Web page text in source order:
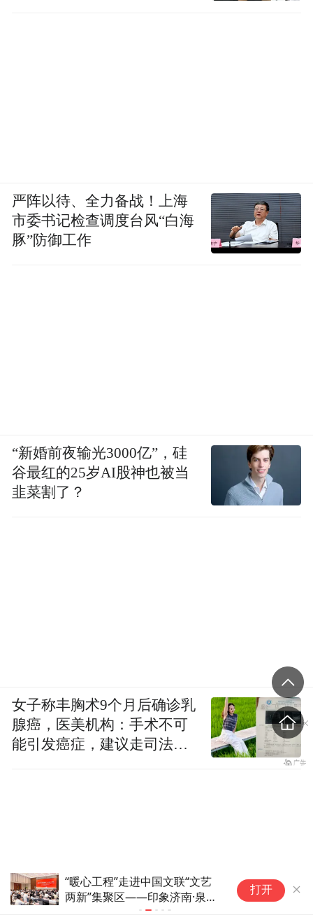
鼓励领导干部带头休假之后又撤
回文件，到底什么意思嘛？
打开
严阵以待、全力备战！上海
市委书记检查调度台风“白海
豚”防御工作
“新婚前夜输光3000亿”，硅
谷最红的25岁AI股神也被当
韭菜割了？
女子称丰胸术9个月后确诊乳
腺癌，医美机构：手术不可
能引发癌症，建议走司法途